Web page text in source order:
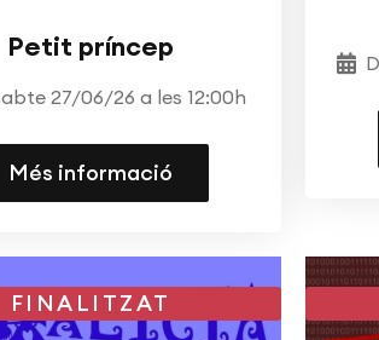
Petit príncep
27/06/26 a les 12:00h
Més informació
FINALITZAT